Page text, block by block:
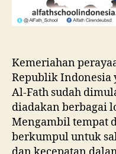
Kemeriahan
Republik Indonesia
Al-Fath sudah
diadakan berbagai
Mengambil tempat
berkumpul untuk